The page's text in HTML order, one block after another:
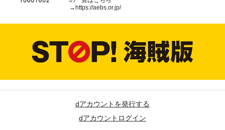
→https://aebs.or.jp/
dアカウントを発行する
dアカウントログイン